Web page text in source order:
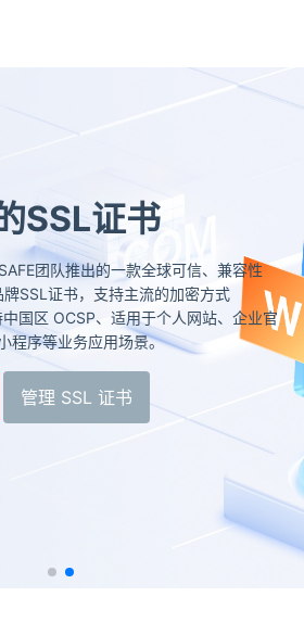
SSL证书
团队推出的一款全球可信、兼容性
SSL证书，支持主流的加密方式
中国区 OCSP、适用于个人网站、企业官
程序等业务应用场景。
管理 SSL 证书